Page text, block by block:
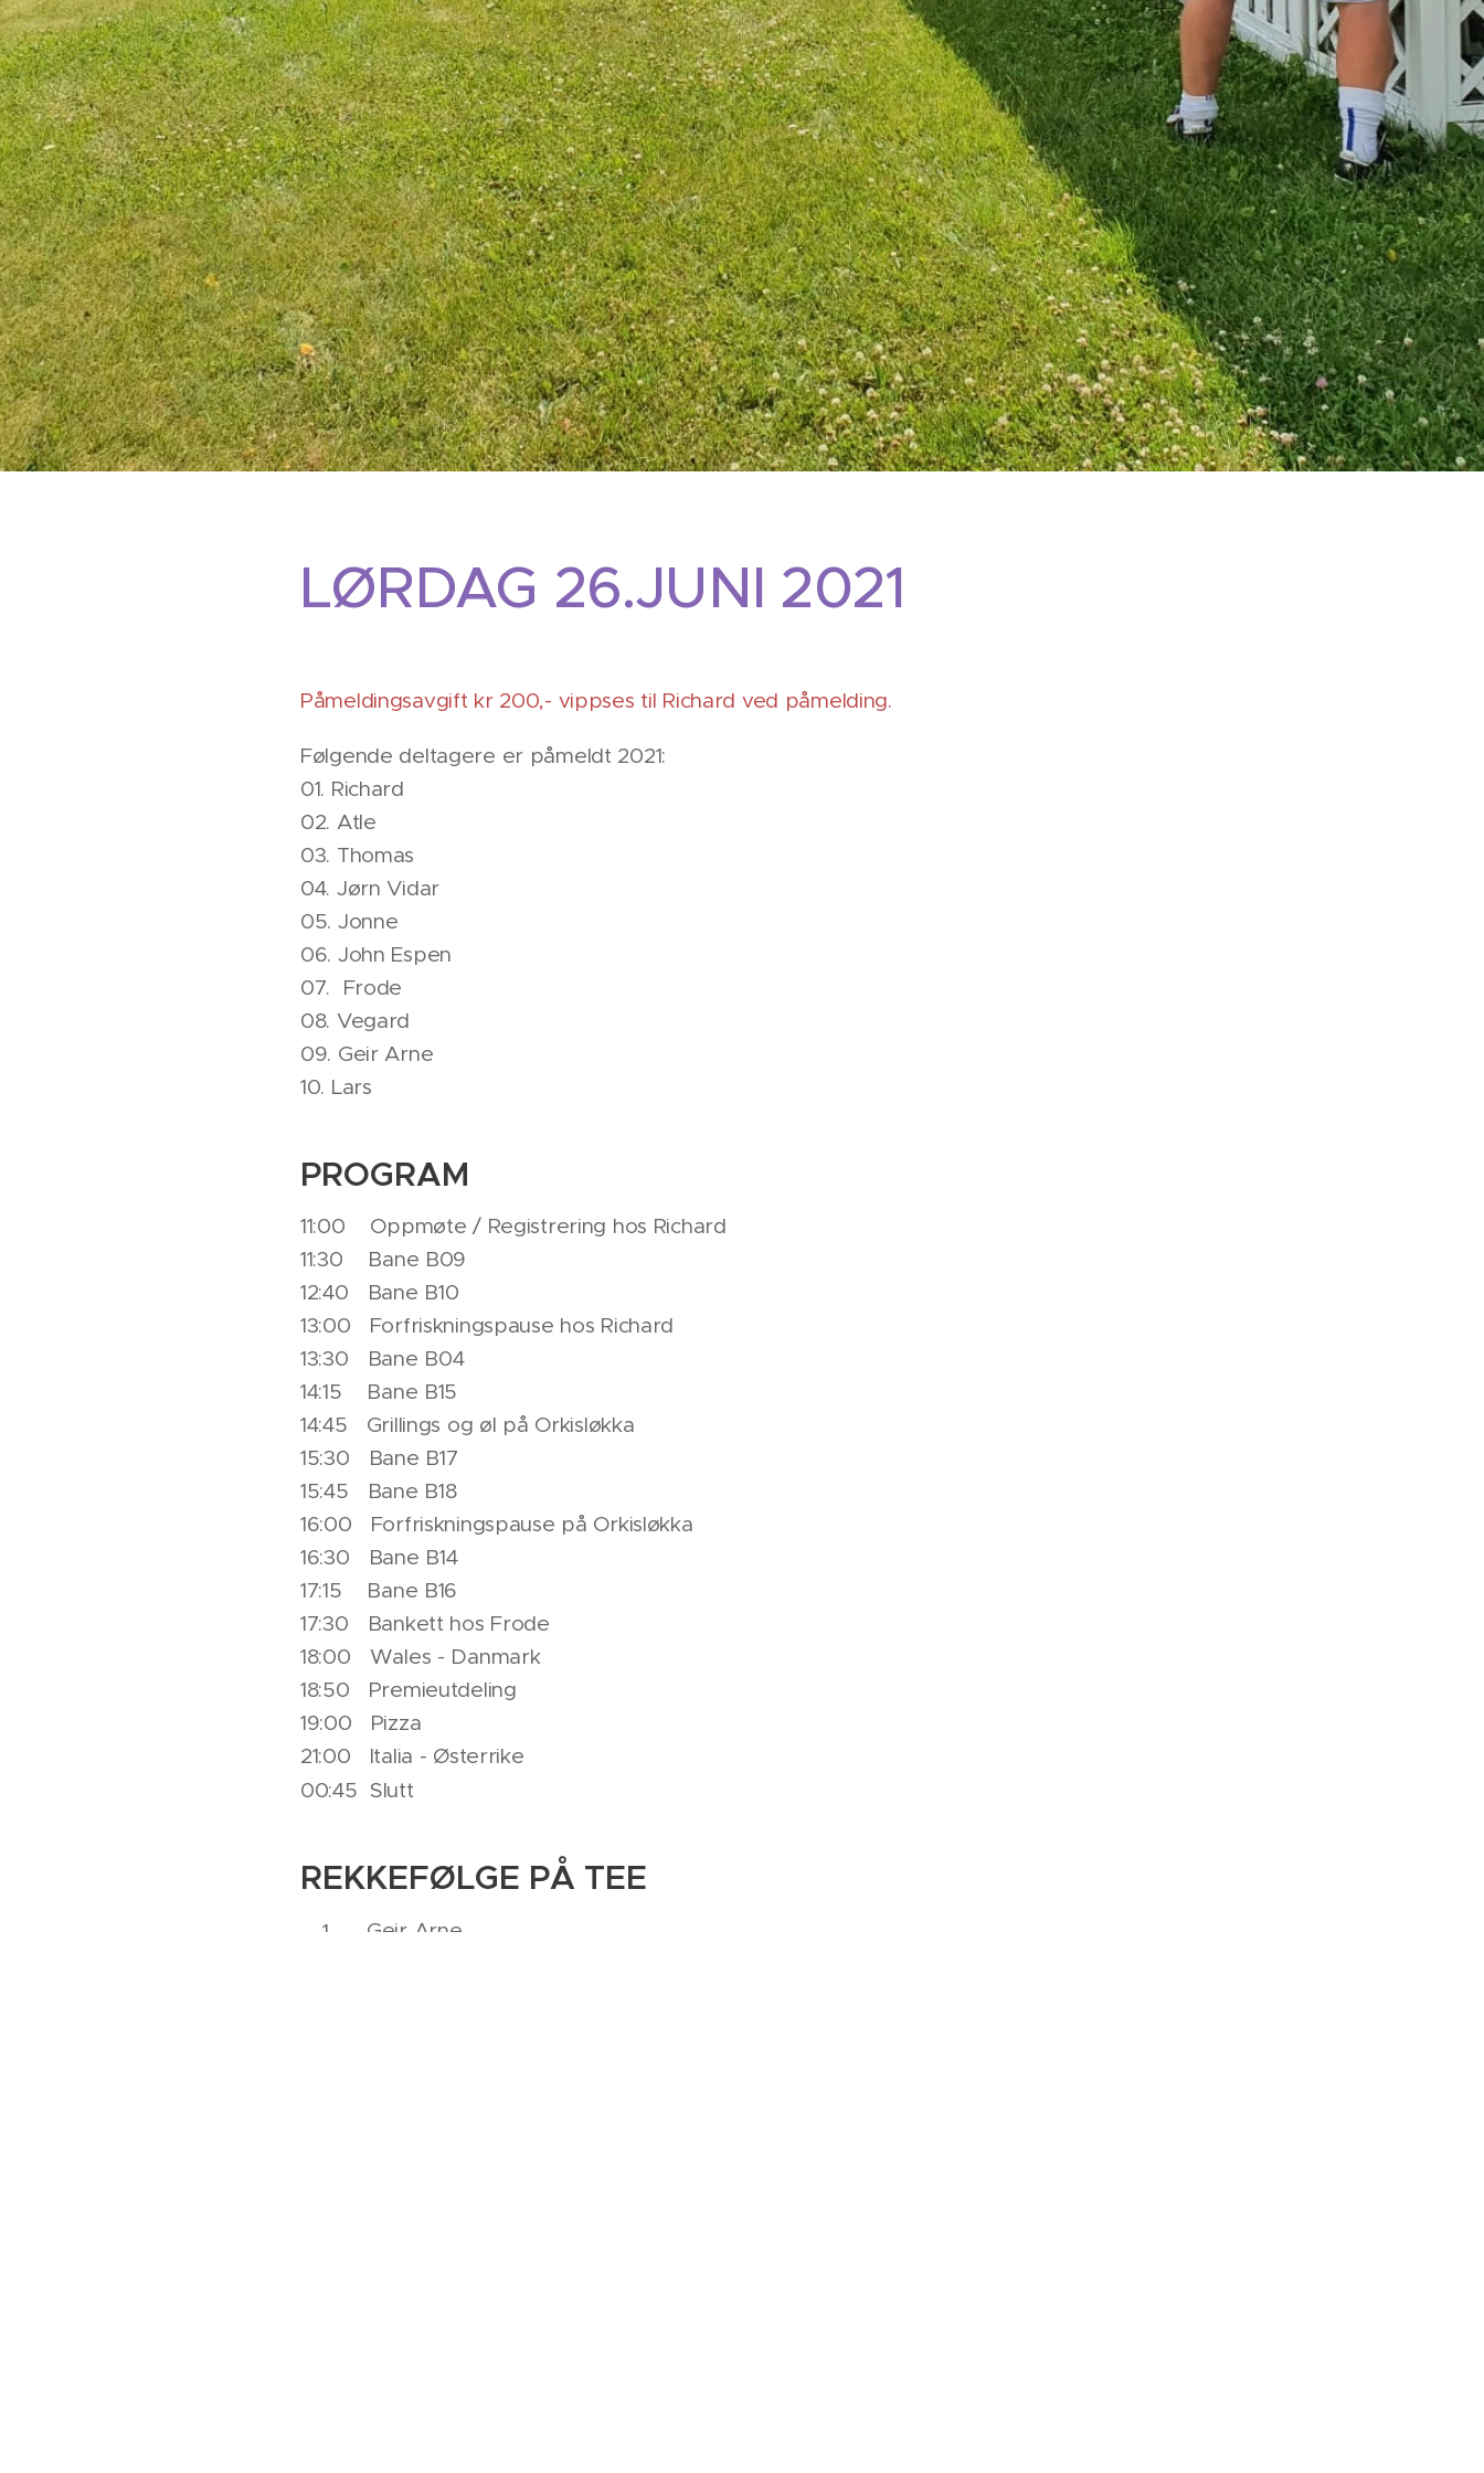
LØRDAG 26.JUNI 2021
Påmeldingsavgift kr 200,- vippses til Richard ved påmelding.
Følgende deltagere er påmeldt 2021:
01. Richard
02. Atle
03. Thomas
04. Jørn Vidar
05. Jonne
06. John Espen
07. Frode
08. Vegard
09. Geir Arne
10. Lars
PROGRAM
11:00 Oppmøte / Registrering hos Richard
11:30 Bane B09
12:40 Bane B10
13:00 Forfriskningspause hos Richard
13:30 Bane B04
14:15 Bane B15
14:45 Grillings og øl på Orkisløkka
15:30 Bane B17
15:45 Bane B18
16:00 Forfriskningspause på Orkisløkka
16:30 Bane B14
17:15 Bane B16
17:30 Bankett hos Frode
18:00 Wales - Danmark
18:50 Premieutdeling
19:00 Pizza
21:00 Italia - Østerrike
00:45 Slutt
REKKEFØLGE PÅ TEE
Geir Arne